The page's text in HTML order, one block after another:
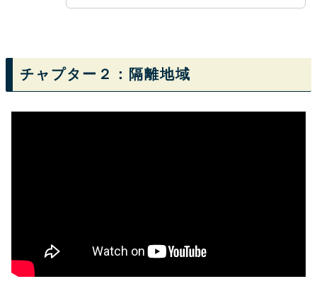
チャプター２：隔離地域